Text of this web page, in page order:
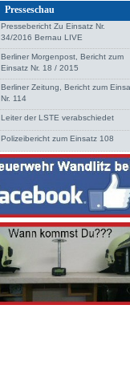
Presseschau
Pressebericht Zu Einsatz Nr.
34/2016 Bernau LIVE
Berliner Morgenpost, Bericht zum
Einsatz Nr. 18 / 2015
Berliner Zeitung, Bericht zum
Nr. 114
Leiter der LSTE verabschiedet
Polizeibericht zum Einsatz 108